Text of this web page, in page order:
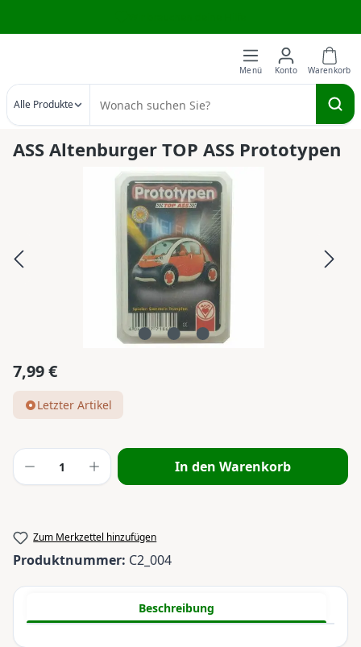
Alle Produkte
ASS Altenburger TOP ASS Prototypen
Bildergalerie überspringen
Regulärer Preis:
7,99 €
Letzter Artikel
Produkt Anzahl: Gib den gewünschten
In den Warenkorb
Zum Merkzettel hinzufügen
Produktnummer: C2_004
Beschreibung